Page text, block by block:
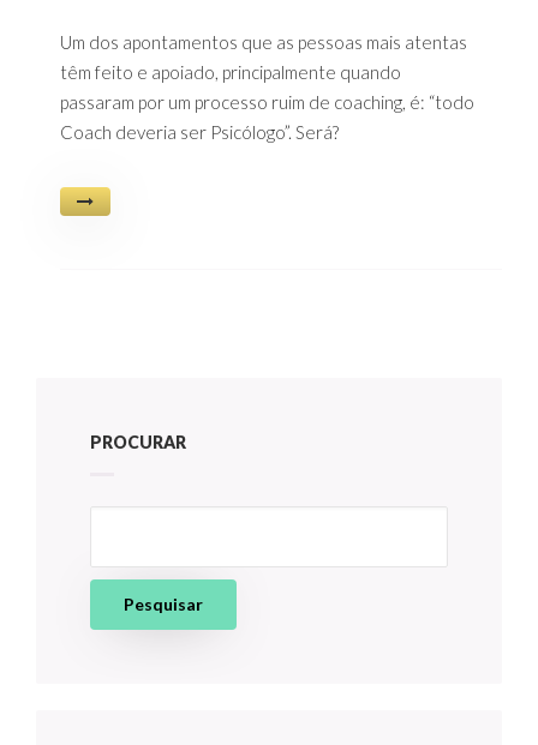
Um dos apontamentos que as pessoas mais atentas
têm feito e apoiado, principalmente quando
passaram por um processo ruim de coaching, é: “todo
Coach deveria ser Psicólogo”. Será?
PROCURAR